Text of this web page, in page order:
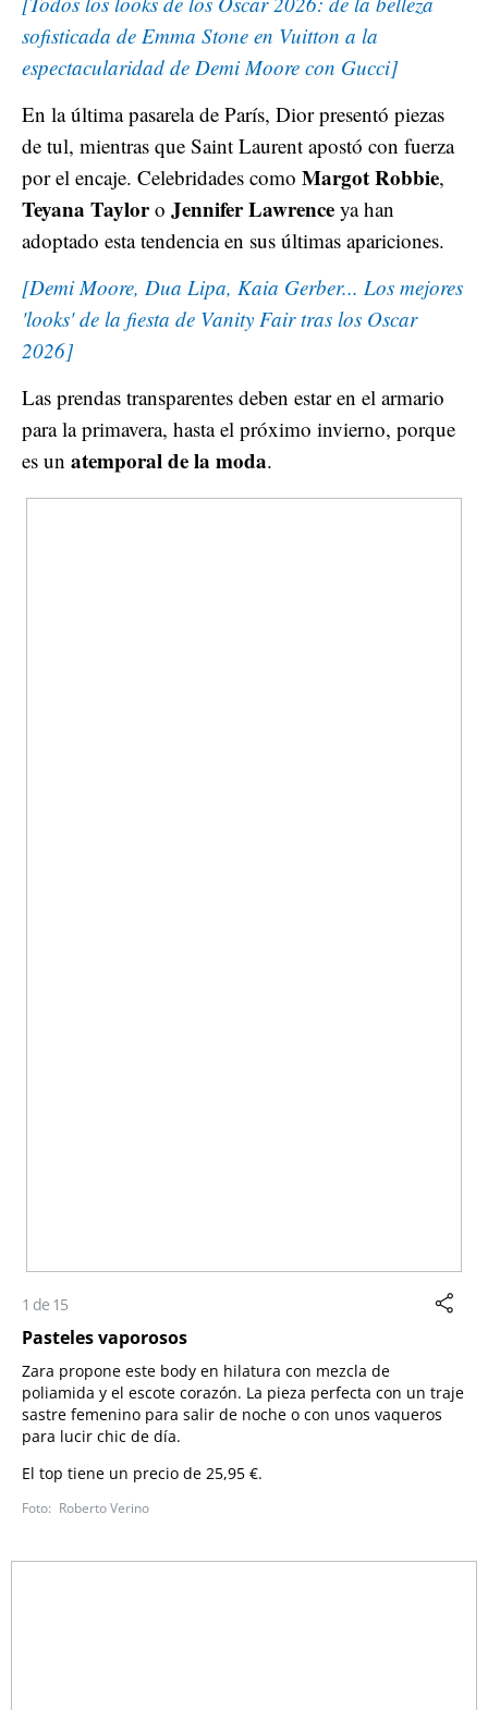
sofisticada de Emma Stone en Vuitton a la
espectacularidad de Demi Moore con Gucci]
En la última pasarela de París, Dior presentó piezas
de tul, mientras que Saint Laurent apostó con fuerza
por el encaje. Celebridades como Margot Robbie,
Teyana Tayloro Jennifer Lawrence ya han
adoptado esta tendencia en sus últimas apariciones.
[Demi Moore, Dua Lipa, Kaia Gerber... Los mejores
'looks' de la fiesta de Vanity Fair tras los Oscar
2026]
Las prendas transparentes deben estar en el armario
para la primavera, hasta el próximo invierno, porque
es un atemporal de la moda.
1 de 15
Pasteles vaporosos
Zara propone este body en hilatura con mezcla de
poliamida y el escote corazón. La pieza perfecta con un traje
sastre femenino para salir de noche o con unos vaqueros
para lucir chic de día.
El top tiene un precio de 25,95 €.
Roberto Verino